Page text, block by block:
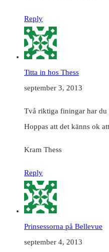
Reply
Titta in hos Thess
september 3, 2013
Två riktiga finingar har du
Hoppas att det känns ok
Kram Thess
Reply
Prinsessorna på Bellevue
september 4, 2013